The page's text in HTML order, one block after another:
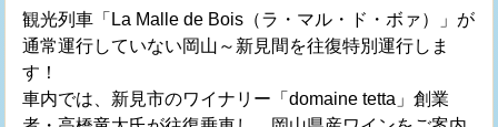
観光列車「La Malle de Bois（ラ・マル・ド・ボァ）」が
通常運行していない岡山～新見間を往復特別運行しま
す！
車内では、新見市のワイナリー「domaine tetta」創業